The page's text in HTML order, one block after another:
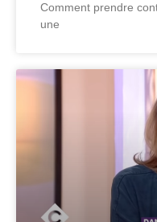
Comment prendre
une